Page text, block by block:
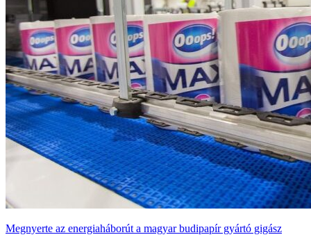
Megnyerte az energiaháborút a magyar budipapír gyártó gigász